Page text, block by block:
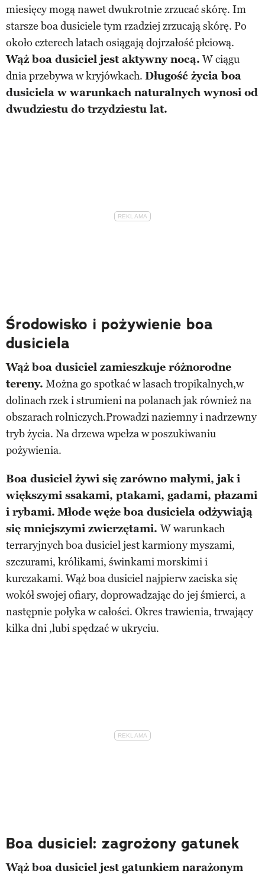
miesięcy mogą nawet dwukrotnie zrzucać skórę. Im
starsze boa dusiciele tym rzadziej zrzucają skórę. Po
około czterech latach osiągają dojrzałość płciową.
Wąż boa dusiciel jest aktywny nocą. W ciągu
dnia przebywa w kryjówkach. Długość życia boa
dusiciela w warunkach naturalnych wynosi od
dwudziestu do trzydziestu lat.
Środowisko i pożywienie boa
dusiciela
Wąż boa dusiciel zamieszkuje różnorodne
tereny. Można go spotkać w lasach tropikalnych,w
dolinach rzek i strumieni na polanach jak również na
obszarach rolniczych.Prowadzi naziemny i nadrzewny
tryb życia. Na drzewa wpełza w poszukiwaniu
pożywienia.
Boa dusiciel żywi się zarówno małymi, jak i
większymi ssakami, ptakami, gadami, płazami
i rybami. Młode węże boa dusiciela odżywiają
się mniejszymi zwierzętami. W warunkach
terraryjnych boa dusiciel jest karmiony myszami,
szczurami, królikami, świnkami morskimi i
kurczakami. Wąż boa dusiciel najpierw zaciska się
wokół swojej ofiary, doprowadzając do jej śmierci, a
następnie połyka w całości. Okres trawienia, trwający
kilka dni ,lubi spędzać w ukryciu.
Boa dusiciel: zagrożony gatunek
Wąż boa dusiciel jest gatunkiem narażonym